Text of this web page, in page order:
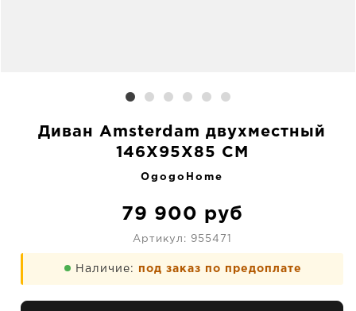
Диван Amsterdam двухместный
146X95X85 CM
OgogoHome
79 900 руб
Артикул: 955471
Наличие: под заказ по предоплате